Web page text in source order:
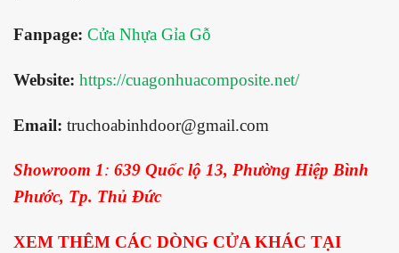
Fanpage: Cửa Nhựa Gỉa Gỗ
Website: https://cuagonhuacomposite.net/
Email: truchoabinhdoor@gmail.com
Showroom 1: 639 Quốc lộ 13, Phường Hiệp Bình
Phước, Tp. Thủ Đức
XEM THÊM CÁC DÒNG CỬA KHÁC TẠI